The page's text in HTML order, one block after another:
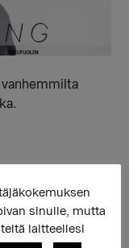
sinulle, mutta
laitteellesi